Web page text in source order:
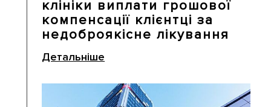
клініки виплати грошової
компенсації клієнтці за
недоброякісне лікування
Детальніше